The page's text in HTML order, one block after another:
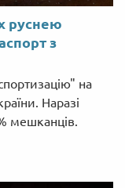
руснею
з
на
Наразі
мешканців.